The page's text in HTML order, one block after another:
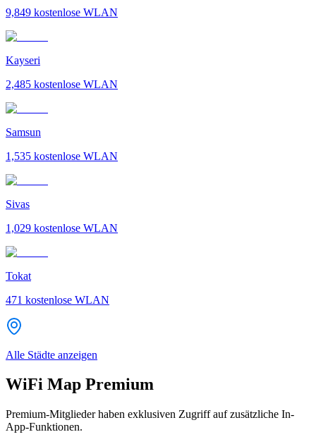
9,849 kostenlose WLAN
Kayseri
2,485 kostenlose WLAN
Samsun
1,535 kostenlose WLAN
Sivas
1,029 kostenlose WLAN
Tokat
471 kostenlose WLAN
Alle Städte anzeigen
WiFi Map Premium
Premium-Mitglieder haben exklusiven Zugriff auf zusätzliche In-
App-Funktionen.